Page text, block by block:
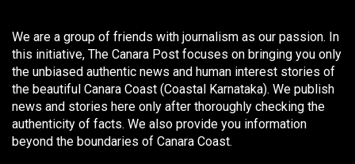
We are a group of friends with journalism as our passion. In
this initiative, The Canara Post focuses on bringing you only
the unbiased authentic news and human interest stories of
the beautiful Canara Coast (Coastal Karnataka). We publish
news and stories here only after thoroughly checking the
authenticity of facts. We also provide you information
beyond the boundaries of Canara Coast.